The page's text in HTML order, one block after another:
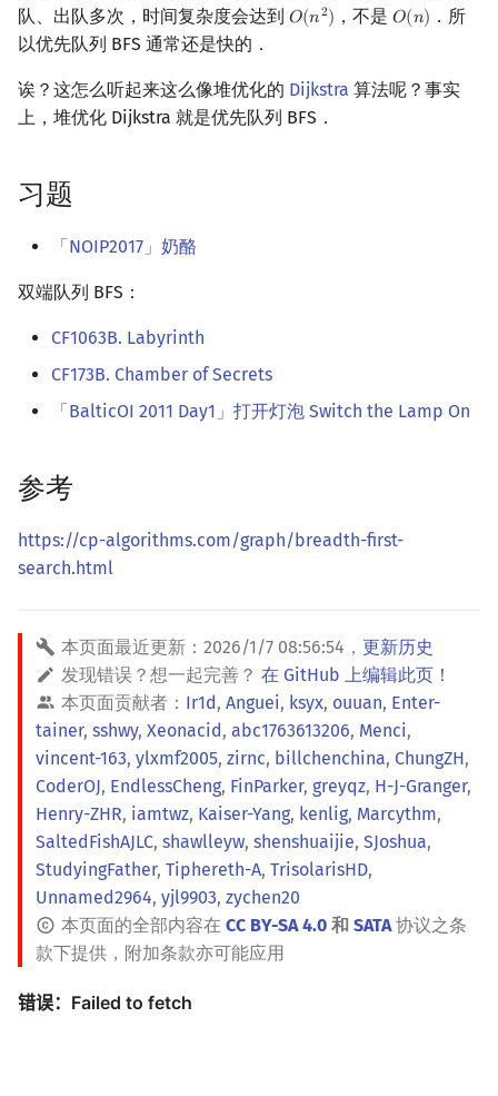
队、出队多次，时间复杂度会达到 𝑂(𝑛2)
O(n2) ，不是𝑂(𝑛)
O(n) ．所
以优先队列 BFS 通常还是快的．
诶？这怎么听起来这么像堆优化的 Dijkstra 算法呢？事实
上，堆优化 Dijkstra 就是优先队列 BFS．
习题
「NOIP2017」奶酪
双端队列 BFS：
CF1063B. Labyrinth
CF173B. Chamber of Secrets
「BalticOI 2011 Day1」打开灯泡 Switch the Lamp On
参考
https://cp-algorithms.com/graph/breadth-first-
search.html
本页面最近更新： 2026/1/7 08:56:54 ， 更新历史
发现错误？想一起完善？ 在 GitHub 上编辑此页！
本页面贡献者： Ir1d, Anguei, ksyx, ouuan, Enter-
tainer, sshwy, Xeonacid, abc1763613206, Menci,
vincent-163, ylxmf2005, zirnc, billchenchina, ChungZH,
CoderOJ, EndlessCheng, FinParker, greyqz, H-J-Granger,
Henry-ZHR, iamtwz, Kaiser-Yang, kenlig, Marcythm,
SaltedFishAJLC, shawlleyw, shenshuaijie, SJoshua,
StudyingFather, Tiphereth-A, TrisolarisHD,
Unnamed2964, yjl9903, zychen20
本页面的全部内容在 CC BY-SA 4.0 和 SATA协议之条
款下提供，附加条款亦可能应用